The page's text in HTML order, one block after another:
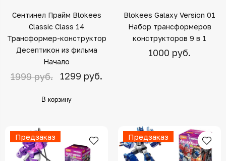
Сентинел Прайм Blokees
Classic Class 14
Трансформер-конструктор
Десептикон из фильма
Начало
1999 руб. 1299 руб.
В корзину
Blokees Galaxy Version 01
Набор трансформеров
конструкторов 9 в 1
1000 руб.
Предзаказ Предзаказ